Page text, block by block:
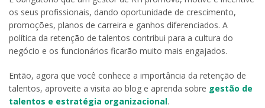
os seus profissionais, dando oportunidade de crescimento,
promoções, planos de carreira e ganhos diferenciados. A
política da retenção de talentos contribui para a cultura do
negócio e os funcionários ficarão muito mais engajados.
Então, agora que você conhece a importância da retenção de
talentos, aproveite a visita ao blog e aprenda sobre gestão de
talentos e estratégia organizacional.